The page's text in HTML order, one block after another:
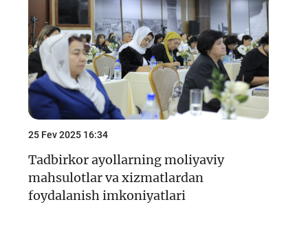
Keys-chempionat
Treninglar va seminarlar
Finlit.uz yangiliklari
OAVda loyihalar
O'quv kurslari
O‘quv materiallari
Interaktiv xizmatlar
Fotogalereya
25 Fev 2025 16:34
Tadbirkor ayollarning moliyaviy
mahsulotlar va xizmatlardan
foydalanish imkoniyatlari